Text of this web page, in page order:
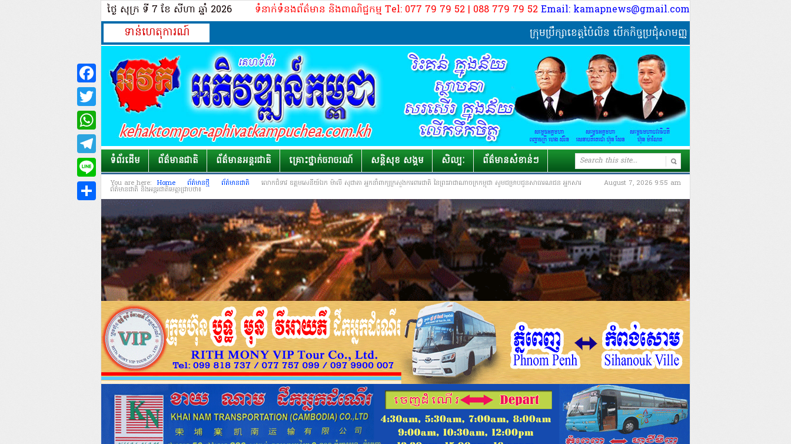
ថ្ងៃ សុក្រ ទី 7​ ខែ សីហា ឆ្នាំ 2026 ទំនាក់ទំនងព័ត៌មាន និងពាណិជ្ជកម្ម Tel: 077 79 79 52 | 088 779 79 52 Email: kamapnews@gmail.com
ទាន់ហេតុការណ៍ ក្រុមប្រឹក្សាខេត្តប៉ៃលិន បើកកិច្ចប្រជុំសាមញ្ញលើកទី២៧ អាណត្តិទី៤ ពិភាក្សាការ
ទំព័រដើម ព័ត៌មានជាតិ ព័ត៌មានអន្តរជាតិ គ្រោះថ្នាក់​ចរាចរណ៍ សន្តិសុខ សង្គម សិល្បៈ ព័ត៌មាន​សំខាន់ៗ
August 7, 2026 9:55 am
You are here: Home ព័ត៌មានថ្មី ព័ត៌មានជាតិ លោកជំទាវ ឧត្តមសេនីយ៍ឯក ម៉ាលី សុជាតា អ្នកនាំពាក្យក្រសួងការពារជាតិ នៃព្រះរាជាណាចក្រកម្ពុជា សូមជម្រាបជូនសាធារណជន អ្នកសារ
ព័ត៌មានជាតិ និងអន្តរជាតិមេត្តាជ្រាបថា៖
Facebook
Twitter
WhatsApp
Telegram
Line
Share